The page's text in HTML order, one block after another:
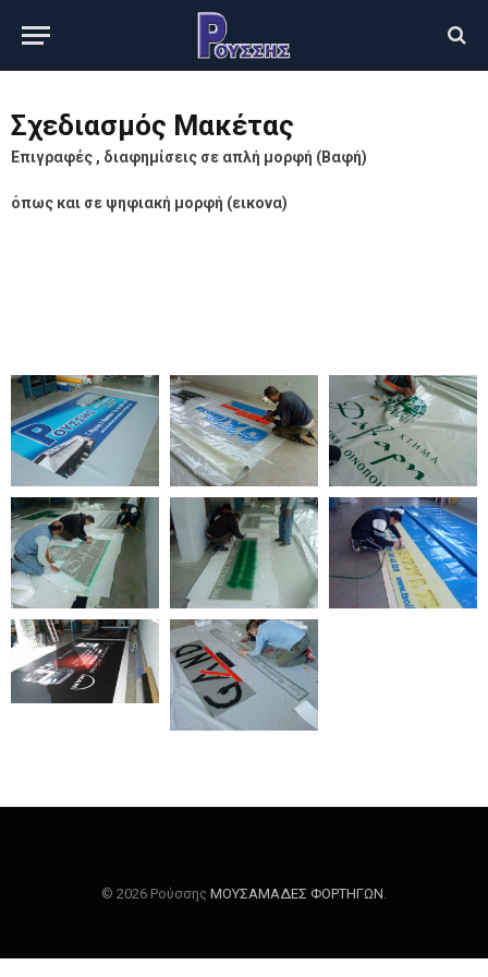
Σχεδιασμός Μακέτας
Επιγραφές , διαφημίσεις σε απλή μορφή (Βαφή)
όπως και σε ψηφιακή μορφή (εικονα)
© 2026 Ρούσσης ΜΟΥΣΑΜΑΔΕΣ ΦΟΡΤΗΓΩΝ.